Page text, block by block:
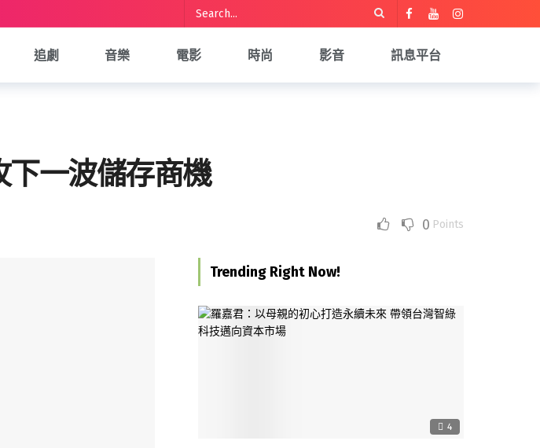
追劇 音樂 電影 時尚 影音 訊息平台
下一波儲存商機
0 Points
Trending Right Now!
4